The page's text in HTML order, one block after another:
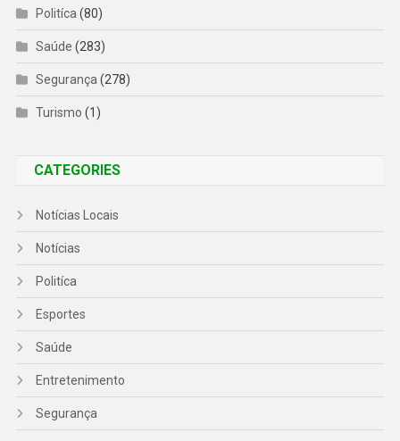
Politíca(80)
Saúde (283)
Segurança(278)
Turismo (1)
CATEGORIES
Notícias Locais
Notícias
Politíca
Esportes
Saúde
Entretenimento
Segurança